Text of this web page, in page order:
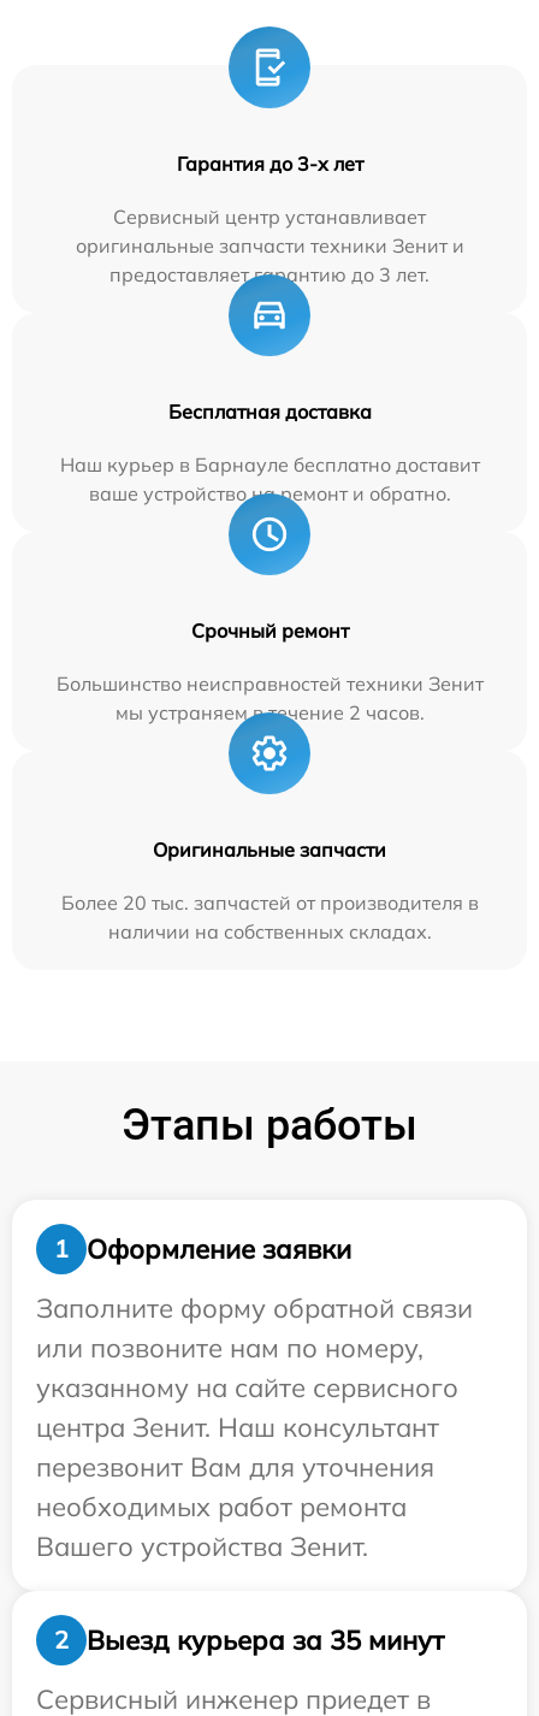
Гарантия до 3-х лет
Сервисный центр устанавливает
оригинальные запчасти техники Зенит и
предоставляет гарантию до 3 лет.
Бесплатная доставка
Наш курьер в Барнауле бесплатно доставит
ваше устройство на ремонт и обратно.
Срочный ремонт
Большинство неисправностей техники Зенит
мы устраняем в течение 2 часов.
Оригинальные запчасти
Более 20 тыс. запчастей от производителя в
наличии на собственных складах.
Этапы работы
1
Оформление заявки
Заполните форму обратной связи
или позвоните нам по номеру,
указанному на сайте сервисного
центра Зенит. Наш консультант
перезвонит Вам для уточнения
необходимых работ ремонта
Вашего устройства Зенит.
2
Выезд курьера за 35 минут
Сервисный инженер приедет в